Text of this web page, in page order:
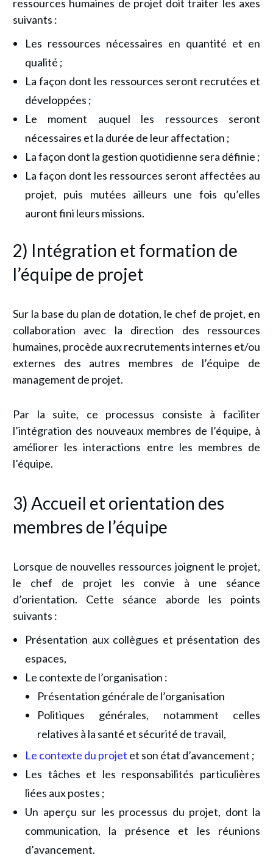
ressources humaines de projet doit traiter les axes
suivants :
Les ressources nécessaires en quantité et en
qualité ;
La façon dont les ressources seront recrutées et
développées ;
Le moment auquel les ressources seront
nécessaires et la durée de leur affectation ;
La façon dont la gestion quotidienne sera définie ;
La façon dont les ressources seront affectées au
projet, puis mutées ailleurs une fois qu’elles
auront fini leurs missions.
2) Intégration et formation de
l’équipe de projet
Sur la base du plan de dotation, le chef de projet, en
collaboration avec la direction des ressources
humaines, procède aux recrutements internes et/ou
externes des autres membres de l’équipe de
management de projet.
Par la suite, ce processus consiste à faciliter
l’intégration des nouveaux membres de l’équipe, à
améliorer les interactions entre les membres de
l’équipe.
3) Accueil et orientation des
membres de l’équipe
Lorsque de nouvelles ressources joignent le projet,
le chef de projet les convie à une séance
d’orientation. Cette séance aborde les points
suivants :
Présentation aux collègues et présentation des
espaces,
Le contexte de l’organisation :
Présentation générale de l’organisation
Politiques générales, notamment celles
relatives à la santé et sécurité de travail,
Le contexte du projet et son état d’avancement ;
Les tâches et les responsabilités particulières
liées aux postes ;
Un aperçu sur les processus du projet, dont la
communication, la présence et les réunions
d’avancement.